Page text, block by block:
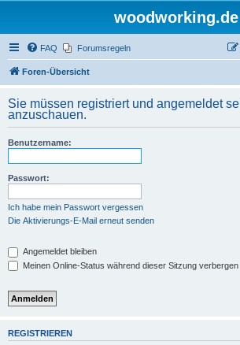
woodworking.de
FAQ Forumsregeln
Foren-Übersicht
Sie müssen registriert und angemeldet
anzuschauen.
Benutzername:
Passwort:
Ich habe mein Passwort vergessen
Die Aktivierungs-E-Mail erneut senden
Angemeldet bleiben
Meinen Online-Status während dieser Sitzung verbergen
REGISTRIEREN